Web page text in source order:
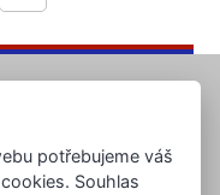
potřebujeme váš
Souhlas